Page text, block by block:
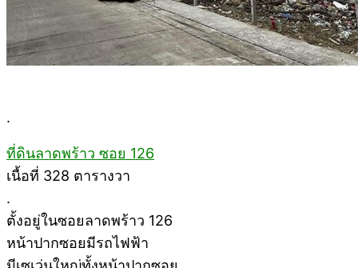
.
ที่ดินลาดพร้าว ซอย 126
เนื้อที่ 328 ตารางวา
.
ตั้งอยู่ในซอยลาดพร้าว 126
หน้าปากซอยมีรถไฟฟ้า